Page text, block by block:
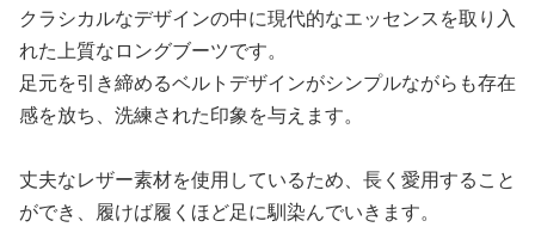
クラシカルなデザインの中に現代的なエッセンスを取り入
れた上質なロングブーツです。
足元を引き締めるベルトデザインがシンプルながらも存在
感を放ち、洗練された印象を与えます。
丈夫なレザー素材を使用しているため、長く愛用すること
ができ、履けば履くほど足に馴染んでいきます。